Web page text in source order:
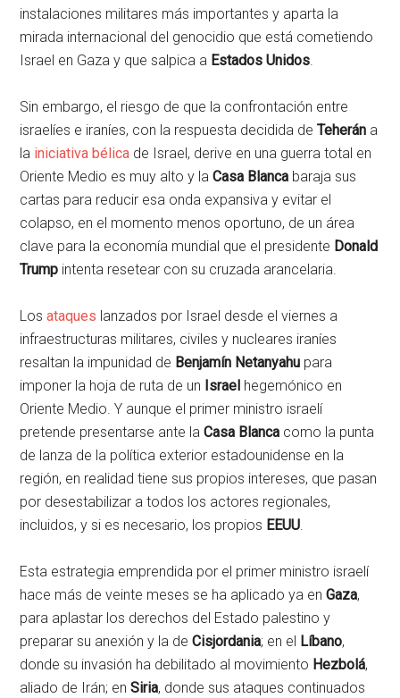
instalaciones militares más importantes y aparta la
mirada internacional del genocidio que está cometiendo
Israel en Gaza y que salpica a Estados Unidos
Sin embargo, el riesgo de que la confrontación entre
israelíes e iraníes, con la respuesta decidida deTeherán a
la iniciativa bélica de Israel, derive en una guerra total en
Oriente Medio es muy alto y la Casa Blanca baraja sus
cartas para reducir esa onda expansiva y evitar el
colapso, en el momento menos oportuno, de un área
clave para la economía mundial que el presidente Donald
Trump intenta resetear con su cruzada arancelaria.
Losataques lanzados por Israel desde el viernes a
infraestructuras militares, civiles y nucleares iraníes
resaltan la impunidad de Benjamín Netanyahu para
imponer la hoja de ruta de un Israel hegemónico en
Oriente Medio. Y aunque el primer ministro israelí
pretende presentarse ante laCasa Blanca como la punta
de lanza de la política exterior estadounidense en la
región, en realidad tiene sus propios intereses, que pasan
por desestabilizar a todos los actores regionales,
incluidos, y si es necesario, los propios EEUU
Esta estrategia emprendida por el primer ministro israelí
hace más de veinte meses se ha aplicado ya enGaza,
para aplastar los derechos del Estado palestino y
preparar su anexión y la deCisjordania; en el Líbano,
donde su invasión ha debilitado al movimiento Hezbolá,
aliado de Irán; enSiria, donde sus ataques continuados